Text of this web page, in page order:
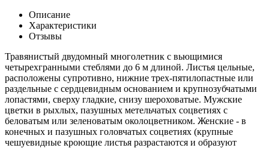
Описание
Характеристики
Отзывы
Травянистый двудомный многолетник с вьющимися
четырехгранными стеблями до 6 м длиной. Листья цельные,
расположены супротивно, нижние трех-пятилопастные или
раздельные с сердцевидным основанием и крупнозубчатыми
лопастями, сверху гладкие, снизу шероховатые. Мужские
цветки в рыхлых, пазушных метельчатых соцветиях с
беловатым или зеленоватым околоцветником. Женские - в
конечных и пазушных головчатых соцветиях (крупные
чешуевидные кроющие листья разрастаются и образуют